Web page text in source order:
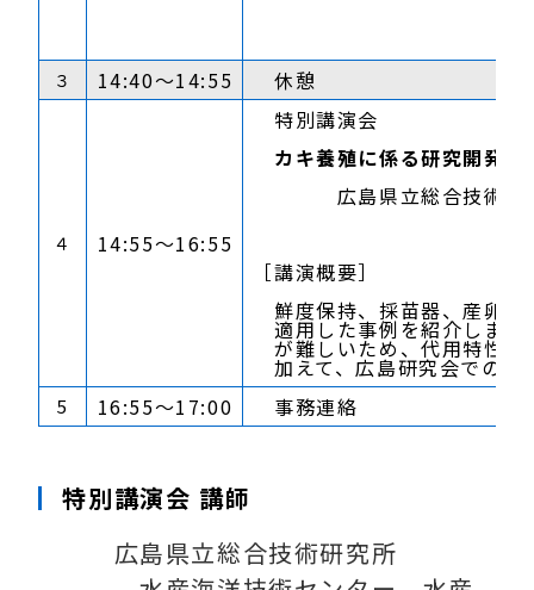
３ 14:40～14:55 休憩
４ 14:55～16:55
特別講演会
カキ養殖に係る研究開発
広島県立総合技術研究
［講演概要］
鮮度保持、採苗器、産卵誘
適用した事例を紹介します
が難しいため、代用特性を
加えて、広島研究会での取
5 16:55～17:00 事務連絡 長野県品
特別講演会 講師
広島県立総合技術研究所